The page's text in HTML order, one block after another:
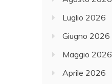
Luglio 2026
Giugno 2026
Maggio 2026
Aprile 2026